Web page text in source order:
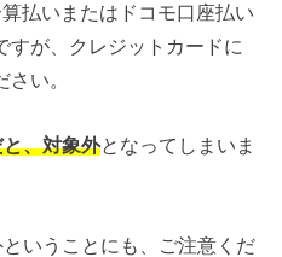
払いまたはドコモ口座払い
すが、クレジットカードに
い。
、対象外となってしまいま
ということにも、ご注意くだ